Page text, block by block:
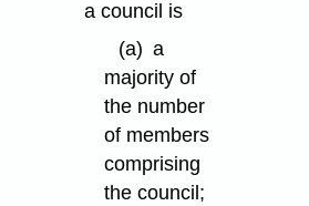
a council is
(a) a
majority of
the number
of members
comprising
the council;